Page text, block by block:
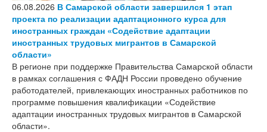
06.08.2026 В Самарской области завершился 1 этап
проекта по реализации адаптационного курса для
иностранных граждан «Содействие адаптации
иностранных трудовых мигрантов в Самарской
области»
В регионе при поддержке Правительства Самарской области
в рамках соглашения с ФАДН России проведено обучение
работодателей, привлекающих иностранных работников по
программе повышения квалификации «Содействие
адаптации иностранных трудовых мигрантов в Самарской
области».